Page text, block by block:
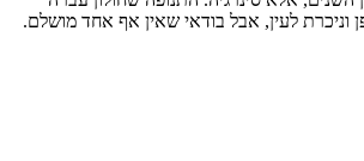
וניכרת לעין, אבל בודאי שאין אף אחד מושלם.